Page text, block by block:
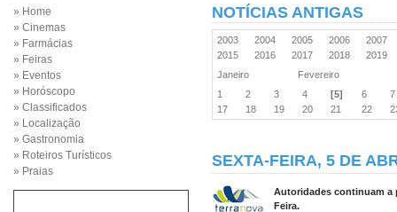
» Home
» Cinemas
» Farmácias
» Feiras
» Eventos
» Horóscopo
» Classificados
» Localização
» Gastronomia
» Roteiros Turísticos
» Praias
NOTÍCIAS ANTIGAS
2003 2004 2005 2006
2007
2015
2016 2017 2018
2019
Janeiro
Fevereiro
1
2 3 4 [5] 6
17
18 19 20 21 22
SEXTA-FEIRA, 5 DE
Autoridades continuam a
Feira.